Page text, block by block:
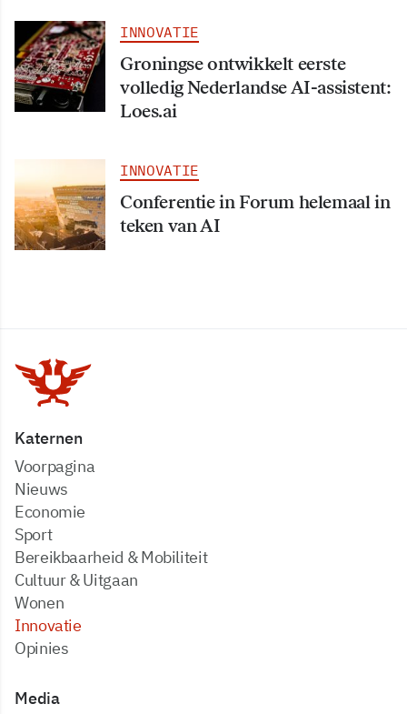
INNOVATIE
Groningse ontwikkelt eerste
volledig Nederlandse AI-assistent:
Loes.ai
INNOVATIE
Conferentie in Forum helemaal in
teken van AI
Katernen
Voorpagina
Nieuws
Economie
Sport
Bereikbaarheid & Mobiliteit
Cultuur & Uitgaan
Wonen
Innovatie
Opinies
Media